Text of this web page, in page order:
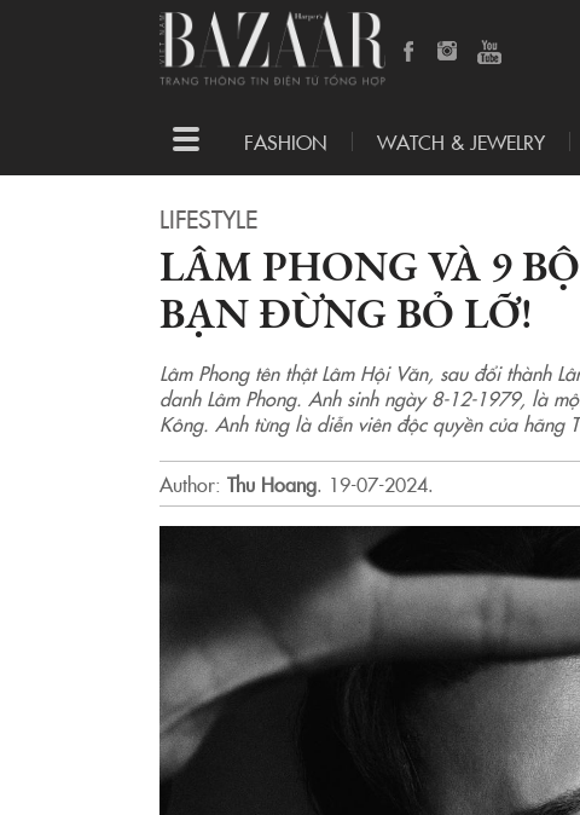
Toggle
navigation
FASHION WATCH & JEWELRY
LIFESTYLE
LÂM PHONG VÀ 9
BẠN ĐỪNG BỎ LỠ!
Lâm Phong tên thật Lâm Hội Văn, sau đổi thành
danh Lâm Phong. Anh sinh ngày 8-12-1979, là
Kông. Anh từng là diễn viên độc quyền của hãng
Author: Thu Hoang. 19-07-2024.